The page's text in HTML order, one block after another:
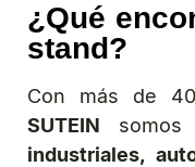
¿Qué
stand?
Con más de
SUTEIN somos
industriales,